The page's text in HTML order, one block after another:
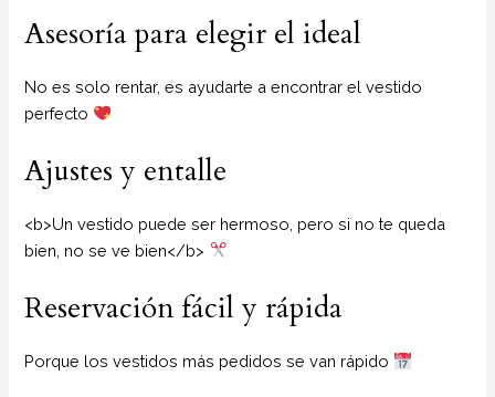
Asesoría para elegir el ideal
No es solo rentar, es ayudarte a encontrar el vestido
perfecto
Ajustes y entalle
<b>Un vestido puede ser hermoso, pero si no te queda
bien, no se ve bien</b>
Reservación fácil y rápida
Porque los vestidos más pedidos se van rápido